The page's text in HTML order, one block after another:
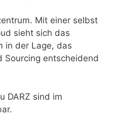
Mit einer selbst
sieht sich das
in der Lage, das
Sourcing entscheidend
DARZ sind im